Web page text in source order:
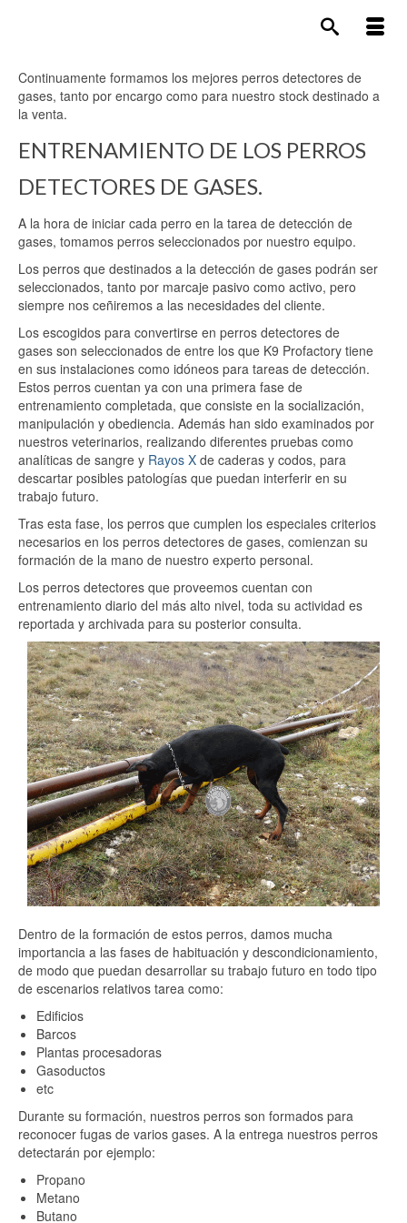
Continuamente formamos los mejores perros detectores de
gases, tanto por encargo como para nuestro stock destinado a
la venta.
ENTRENAMIENTO DE LOS PERROS
DETECTORES DE GASES.
A la hora de iniciar cada perro en la tarea de detección de
gases, tomamos perros seleccionados por nuestro equipo.
Los perros que destinados a la detección de gases podrán ser
seleccionados, tanto por marcaje pasivo como activo, pero
siempre nos ceñiremos a las necesidades del cliente.
Los escogidos para convertirse en perros detectores de
gases son seleccionados de entre los que K9 Profactory tiene
en sus instalaciones como idóneos para tareas de detección.
Estos perros cuentan ya con una primera fase de
entrenamiento completada, que consiste en la socialización,
manipulación y obediencia. Además han sido examinados por
nuestros veterinarios, realizando diferentes pruebas como
analíticas de sangre y Rayos X de caderas y codos, para
descartar posibles patologías que puedan interferir en su
trabajo futuro.
Tras esta fase, los perros que cumplen los especiales criterios
necesarios en los perros detectores de gases, comienzan su
formación de la mano de nuestro experto personal.
Los perros detectores que proveemos cuentan con
entrenamiento diario del más alto nivel, toda su actividad es
reportada y archivada para su posterior consulta.
Dentro de la formación de estos perros, damos mucha
importancia a las fases de habituación y descondicionamiento,
de modo que puedan desarrollar su trabajo futuro en todo tipo
de escenarios relativos tarea como:
Edificios
Barcos
Plantas procesadoras
Gasoductos
etc
Durante su formación, nuestros perros son formados para
reconocer fugas de varios gases. A la entrega nuestros perros
detectarán por ejemplo:
Propano
Metano
Butano